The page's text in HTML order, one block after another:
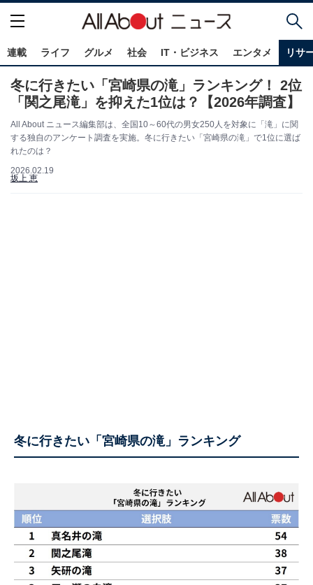
連載 ライフ グルメ 社会 IT・ビジネス エンタメ リサ
冬に行きたい「宮崎県の滝」ランキング！ 2位
「関之尾滝」を抑えた1位は？【2026年調査】
All About ニュース編集部は、全国10～60代の男女250人を対象に「滝」に関
する独自のアンケート調査を実施。冬に行きたい「宮崎県の滝」で1位に選ば
れたのは？
2026.02.19
坂上 恵
冬に行きたい「宮崎県の滝」ランキング